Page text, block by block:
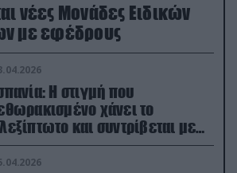
νέες Μονάδες Ειδικών
με εφέδρους
Η στιγμή που
χάνει το
και συντρίβεται με
στο έδαφος (βίντεο)